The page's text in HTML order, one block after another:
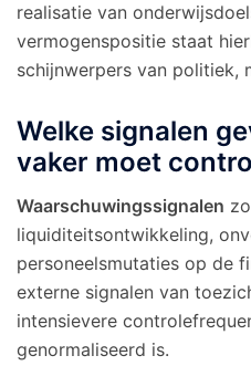
realisatie van
vermogenspositie staat
schijnwerpers van politiek,
Welke signalen
vaker moet
Waarschuwingssignalen
liquiditeitsontwikkeling,
personeelsmutaties op de
externe signalen van
intensievere
genormaliseerd is.